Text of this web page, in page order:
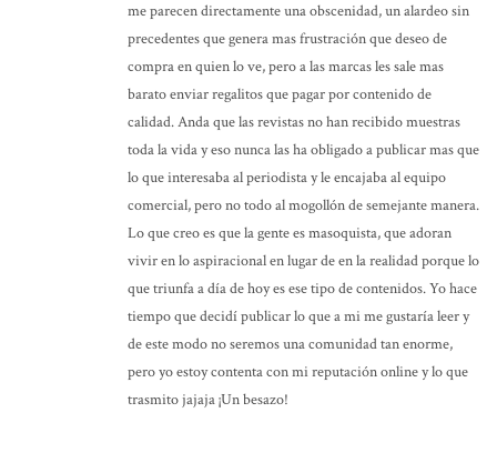
me parecen directamente una obscenidad, un alardeo sin
precedentes que genera mas frustración que deseo de
compra en quien lo ve, pero a las marcas les sale mas
barato enviar regalitos que pagar por contenido de
calidad. Anda que las revistas no han recibido muestras
toda la vida y eso nunca las ha obligado a publicar mas que
lo que interesaba al periodista y le encajaba al equipo
comercial, pero no todo al mogollón de semejante manera.
Lo que creo es que la gente es masoquista, que adoran
vivir en lo aspiracional en lugar de en la realidad porque lo
que triunfa a día de hoy es ese tipo de contenidos. Yo hace
tiempo que decidí publicar lo que a mi me gustaría leer y
de este modo no seremos una comunidad tan enorme,
pero yo estoy contenta con mi reputación online y lo que
trasmito jajaja ¡Un besazo!